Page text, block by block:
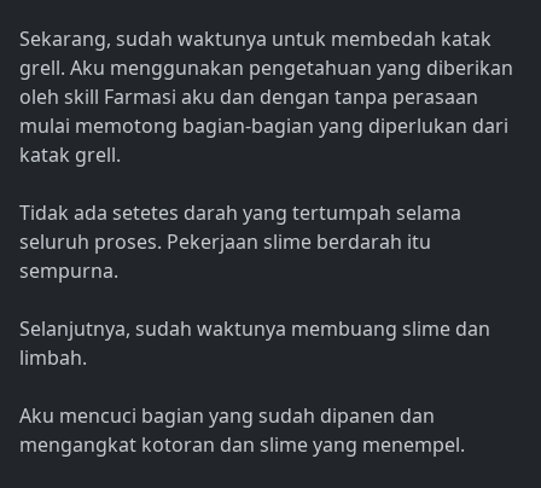
Sekarang, sudah waktunya untuk membedah katak
grell. Aku menggunakan pengetahuan yang diberikan
oleh skill Farmasi aku dan dengan tanpa perasaan
mulai memotong bagian-bagian yang diperlukan dari
katak grell.
Tidak ada setetes darah yang tertumpah selama
seluruh proses. Pekerjaan slime berdarah itu
sempurna.
Selanjutnya, sudah waktunya membuang slime dan
limbah.
Aku mencuci bagian yang sudah dipanen dan
mengangkat kotoran dan slime yang menempel.